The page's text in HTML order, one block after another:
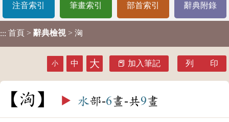
注音索引 筆畫索引 部首索引 辭典附錄
::: 首頁 > 辭典檢視 > 洶
小 中 大 加入筆記 列 印
洶 ▶️ 水部-6畫-共9畫